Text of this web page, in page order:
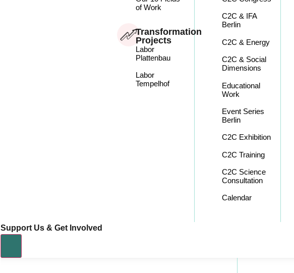
of Work
Transformation
Projects
Labor
Plattenbau
Labor
Tempelhof
C2C & IFA
Berlin
C2C & Energy
C2C & Social
Dimensions
Educational
Work
Event Series
Berlin
C2C Exhibition
C2C Training
C2C Science
Consultation
Calendar
Support Us & Get Involved